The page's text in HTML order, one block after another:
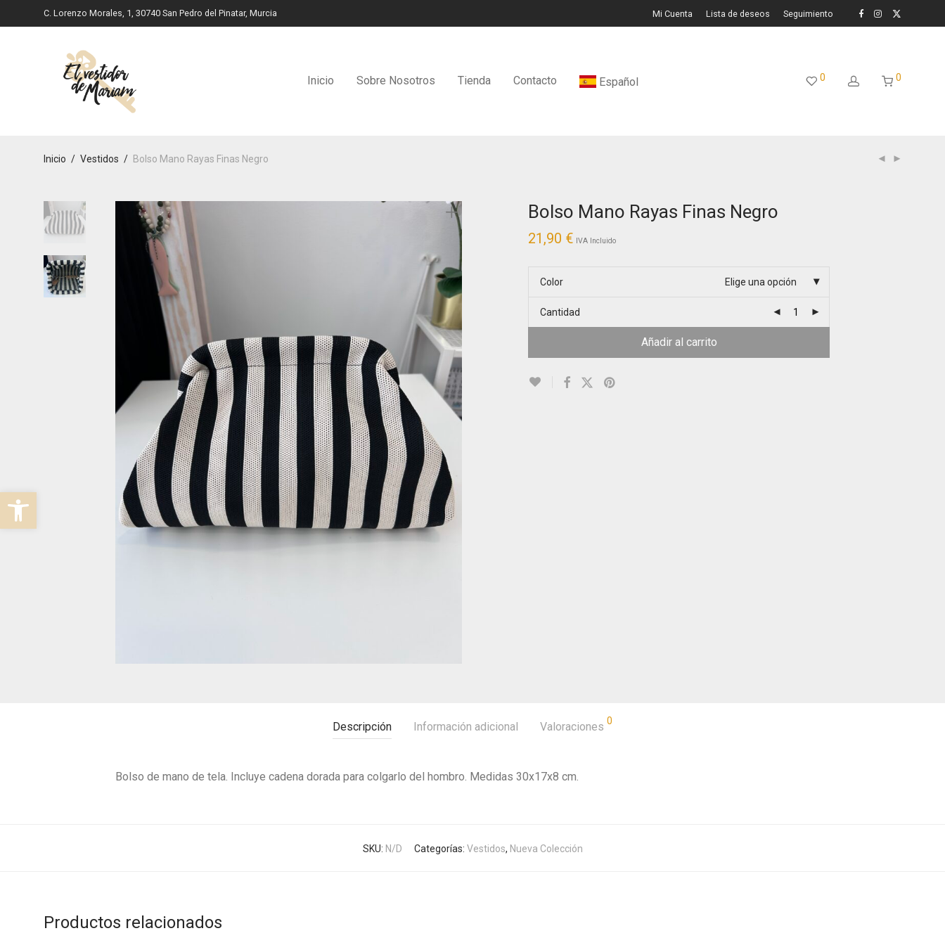
Abrir barra de herramientas
C. Lorenzo Morales, 1, 30740 San Pedro del Pinatar, Murcia Mi Cuenta Lista de deseos Seguimiento
Inicio Sobre Nosotros Tienda Contacto Español 0 0
Inicio / Vestidos / Bolso Mano Rayas Finas Negro
Bolso Mano Rayas Finas Negro
21,90 € IVA Incluido
Color Elige una opción
Cantidad
Añadir al carrito
Descripción Información adicional Valoraciones 0
Bolso de mano de tela. Incluye cadena dorada para colgarlo del hombro. Medidas 30x17x8 cm.
SKU: N/D Categorías: Vestidos, Nueva Colección
Productos relacionados